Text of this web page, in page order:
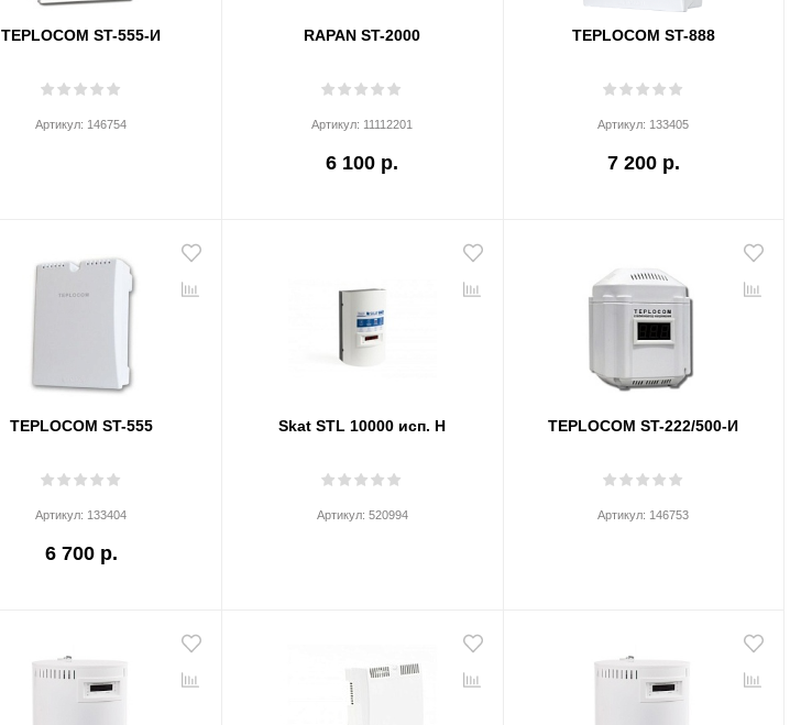
TEPLOCOM ST-555-И
Артикул: 146754
RAPAN ST-2000
Артикул: 11112201
6 100 р.
TEPLOCOM ST-888
Артикул: 133405
7 200 р.
TEPLOCOM ST-555
Артикул: 133404
6 700 р.
Skat STL 10000 исп. Н
Артикул: 520994
TEPLOCOM ST-222/500-И
Артикул: 146753